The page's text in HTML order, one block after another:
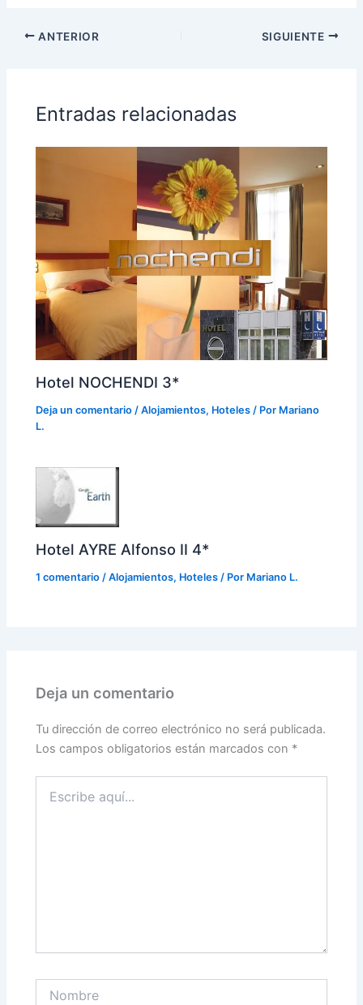
ANTERIOR SIGUIENTE
Entradas relacionadas
Hotel NOCHENDI 3*
Deja un comentario /Alojamientos, Hoteles / Por Mariano
L.
Hotel AYRE Alfonso II 4*
1 comentario /Alojamientos, Hoteles / Por Mariano L.
Deja un comentario
Tu dirección de correo electrónico no será publicada.
Los campos obligatorios están marcados con *
aquí...